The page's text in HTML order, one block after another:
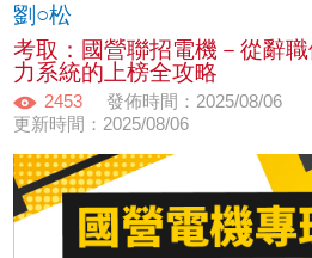
劉○松
考取：國營聯招電機－從辭
力系統的上榜全攻略
2453
發佈時間：2025/08/06
更新時間：2025/08/06